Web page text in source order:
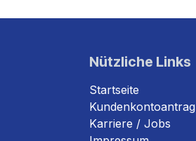
Nützliche Links
Startseite
Kundenkontoantrag
Karriere / Jobs